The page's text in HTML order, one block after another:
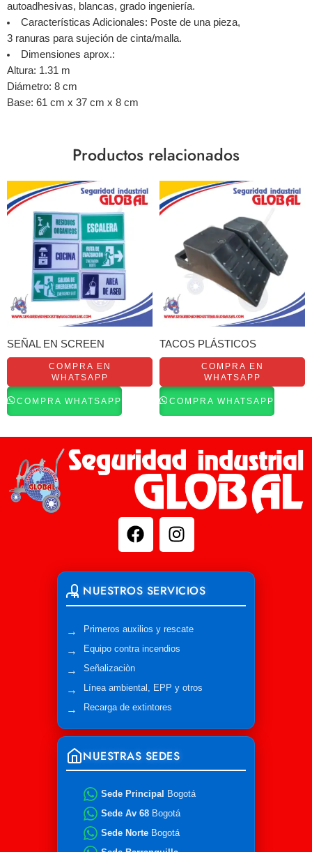
autoadhesivas, blancas, grado ingeniería.
Características Adicionales: Poste de una pieza,
3 ranuras para sujeción de cinta/malla.
Dimensiones aprox.:
Altura: 1.31 m
Diámetro: 8 cm
Base: 61 cm x 37 cm x 8 cm
Productos relacionados
SEÑAL EN SCREEN
COMPRA EN
WHATSAPP
COMPRA WHATSAPP
TACOS PLÁSTICOS
COMPRA EN
WHATSAPP
COMPRA WHATSAPP
NUESTROS SERVICIOS
Primeros auxilios y rescate
Equipo contra incendios
Señalizaciòn
Línea ambiental, EPP y otros
Recarga de extintores
NUESTRAS SEDES
Sede Principal Bogotá
Sede Av 68 Bogotá
Sede Norte Bogotá